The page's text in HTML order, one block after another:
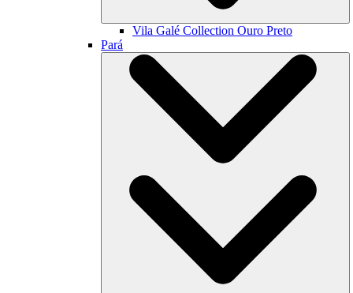
Vila Galé Collection Ouro Preto
Pará